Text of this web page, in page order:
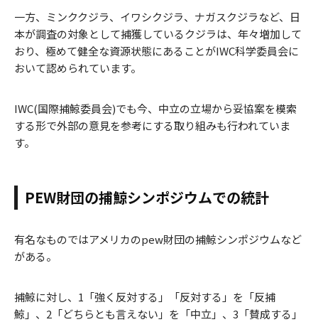
一方、ミンククジラ、イワシクジラ、ナガスクジラなど、日
本が調査の対象として捕獲しているクジラは、年々増加して
おり、極めて健全な資源状態にあることがIWC科学委員会に
おいて認められています。
IWC(国際捕鯨委員会)でも今、中立の立場から妥協案を模索
する形で外部の意見を参考にする取り組みも行われていま
す。
PEW財団の捕鯨シンポジウムでの統計
有名なものではアメリカのpew財団の捕鯨シンポジウムなど
がある。
捕鯨に対し、1「強く反対する」「反対する」を「反捕
鯨」、2「どちらとも言えない」を「中立」、3「賛成する」